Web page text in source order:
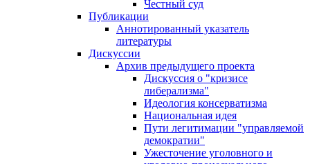
Честный суд
Публикации
Аннотированный указатель
литературы
Дискуссии
Архив предыдущего проекта
Дискуссия о "кризисе
либерализма"
Идеология консерватизма
Национальная идея
Пути легитимации "управляемой
демократии"
Ужесточение уголовного и